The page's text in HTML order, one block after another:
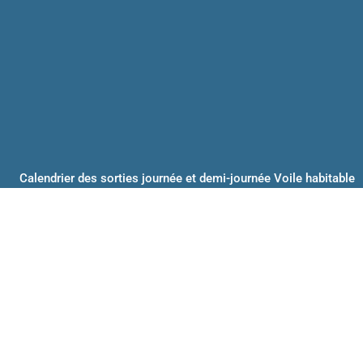
Calendrier des sorties journée et demi-journée Voile habitable